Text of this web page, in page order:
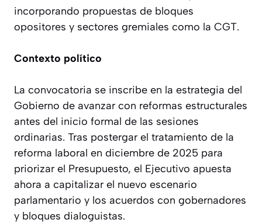
incorporando propuestas de bloques
opositores y sectores gremiales como la CGT.
Contexto político
La convocatoria se inscribe en la estrategia del
Gobierno de avanzar con reformas estructurales
antes del inicio formal de las sesiones
ordinarias. Tras postergar el tratamiento de la
reforma laboral en diciembre de 2025 para
priorizar el Presupuesto, el Ejecutivo apuesta
ahora a capitalizar el nuevo escenario
parlamentario y los acuerdos con gobernadores
y bloques dialoguistas.